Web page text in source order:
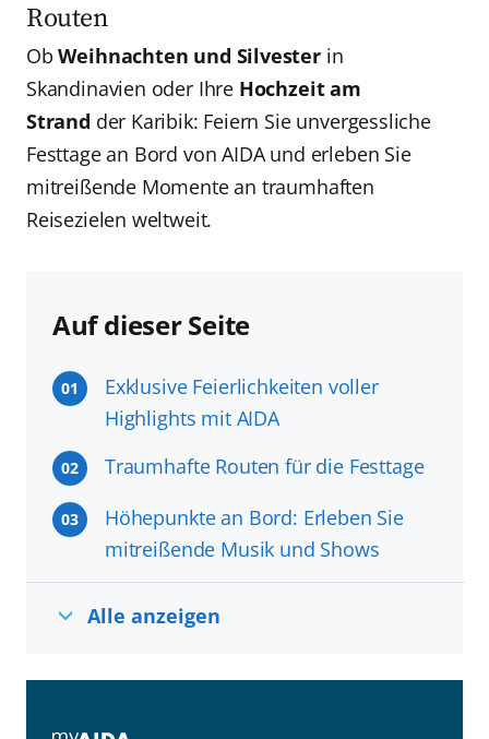
Routen
ObWeihnachten und Silvester in
Skandinavien oder Ihre Hochzeit am
Strand der Karibik: Feiern Sie unvergessliche
Festtage an Bord von AIDA und erleben Sie
mitreißende Momente an traumhaften
Reisezielen weltweit.
Auf dieser Seite
01
Exklusive Feierlichkeiten voller
Highlights mit AIDA
02 Traumhafte Routen für die Festtage
03
Höhepunkte an Bord: Erleben Sie
mitreißende Musik und Shows
Alle anzeigen